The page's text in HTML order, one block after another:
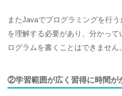
またJavaでプログラミングを行
を理解する必要があり、分かっ
ログラムを書くことはできません。
②学習範囲が広く習得に時間が